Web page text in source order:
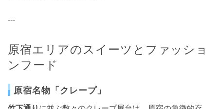
---
原宿エリアのスイーツとファッショ
ンフード
原宿名物「クレープ」